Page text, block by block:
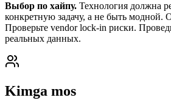
Выбор по хайпу. Технология должна
конкретную задачу, а не быть модной.
Проверьте vendor lock-in риски.
реальных данных.
Kimga mos